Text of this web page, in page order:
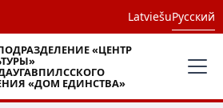
LatviešuРусский
«ЦЕНТР
«ДОМ ЕДИНСТВА»